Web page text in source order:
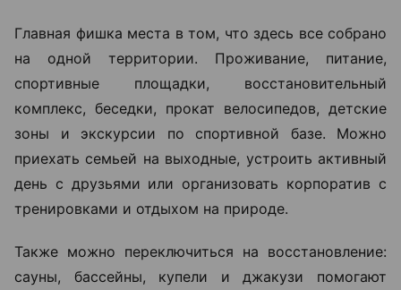
Главная фишка места в том, что здесь все собрано
на одной территории. Проживание, питание,
спортивные площадки, восстановительный
комплекс, беседки, прокат велосипедов, детские
зоны и экскурсии по спортивной базе. Можно
приехать семьей на выходные, устроить активный
день с друзьями или организовать корпоратив с
тренировками и отдыхом на природе.
Также можно переключиться на восстановление:
сауны, бассейны, купели и джакузи помогают